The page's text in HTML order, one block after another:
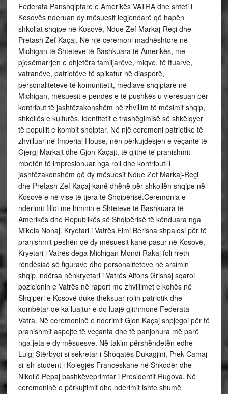
Federata Panshqiptare e Amerikës VATRA dhe shteti i
Kosovës nderuan dy mësuesit legjendarë që hapën
shkollat shqipe në Kosovë, Ndue Zef Markaj-Reçi dhe
Pretash Zef Kaçaj. Në një ceremoni madhështore në
Michigan të Shteteve të Bashkuara të Amerikës, me
pjesëmarrjen e dhjetëra familjarëve, miqve, të ftuarve,
vatranëve, patriotëve të spikatur në diasporë,
personaliteteve të komunitetit, mediave shqiptare në
Michigan, mësuesit e pendës e të pushkës u vlerësuan për
kontribut të jashtëzakonshëm në zhvillim të mësimit shqip,
shkollës e kulturës, identitetit e trashëgimisë së shkëlqyer
të popullit e kombit shqiptar. Në një ceremoni patriotike të
zhvilluar në Imperial House, nën përkujdesjen e veçantë të
Gjergj Markajt dhe Gjon Kaçajt, të gjithë të pranishmit
mbetën të impresionuar nga roli dhe kontributi i
jashtëzakonshëm që dy mësuesit Ndue Zef Markaj-Reçi
dhe Pretash Zef Kaçaj kanë dhënë për shkollën shqipe në
Kosovë e në vise të tjera të Shqipërisë.Ceremonia e
nderimit filloi me himnin e Shteteve të Bashkuara të
Amerikës dhe Republikës së Shqipërisë të kënduara nga
Mikela Nonaj. Kryetari i Vatrës Elmi Berisha shpalosi për të
pranishmit peshën që dy mësuesit kanë pasur në Kosovë,
Kryetari i Vatrës dega Michigan Mondi Rakaj foli rreth
rëndësisë së figurave dhe personaliteteve në arsimin
shqip, ndërsa nënkryetari i Vatrës Alfons Grishaj sqaroi
pozicionin e Vatrës në raport me zhvillimet e kohës në
Shqipëri e Kosovë duke theksuar rolin patriotik dhe
kombëtar që ka luajtur e do luajë gjithmonë Federata
Vatra. Në ceremoninë e nderimit Gjon Kaçaj shpjegoi për të
pranishmit aspejte të veçanta dhe të panjohura më parë
nga jeta e dy mësuesve. Në takim përshëndetën edhe
Luigj Stërbyqi si sekretar i Shoqatës Dukagjini, Prek Camaj
si ish-student i Kolegjës Franceskane në Shkodër dhe
Nikollë Pepaj bashkëveprimtar i Presidentit Rugova. Në
ceremoninë e përkujtimit dhe nderimit ishte shumë